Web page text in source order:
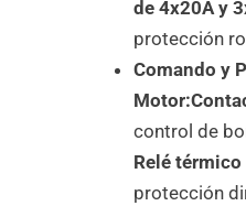
de 4x20A y
protección
Comando y
Motor:
control de
Relé térmico
protección